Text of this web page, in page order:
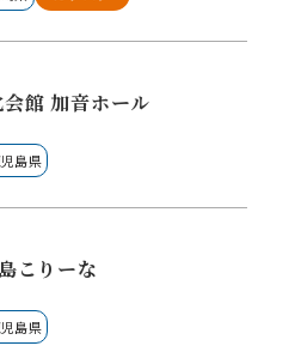
館 加音ホール
島県
こりーな
島県